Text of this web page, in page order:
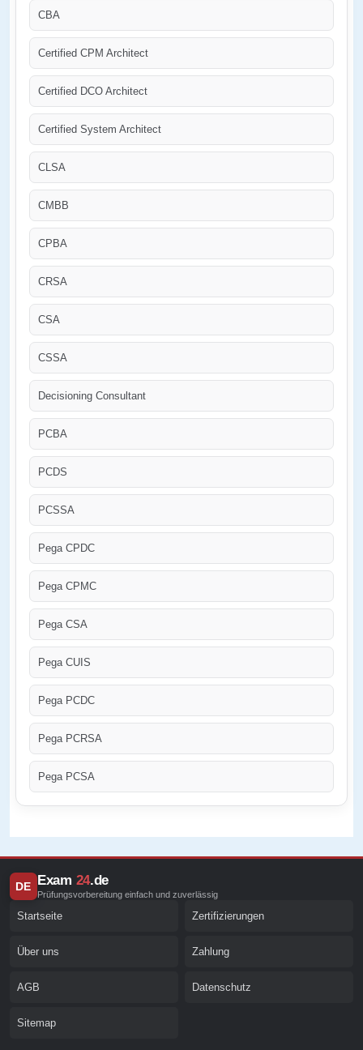
CBA
Certified CPM Architect
Certified DCO Architect
Certified System Architect
CLSA
CMBB
CPBA
CRSA
CSA
CSSA
Decisioning Consultant
PCBA
PCDS
PCSSA
Pega CPDC
Pega CPMC
Pega CSA
Pega CUIS
Pega PCDC
Pega PCRSA
Pega PCSA
DE Exam 24.de
Prüfungsvorbereitung einfach und zuverlässig
Startseite Zertifizierungen
Über uns Zahlung
AGB Datenschutz
Sitemap